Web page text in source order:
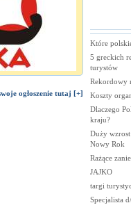
ogłoszenie tutaj [+]
Które
5 greckich
turystów
Rekordowy
Koszty
Dlaczego
kraju?
Duży
Nowy Rok
Rażące
JAJKO
targi
Specjalista